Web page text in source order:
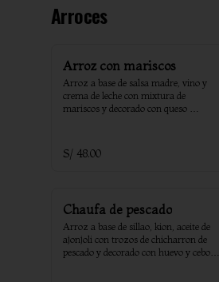
Arroces
Arroz con mariscos
Arroz a base de salsa madre, vino y
crema de leche con mixtura de
mariscos y decorado con queso
S/ 48.00
Chaufa de pescado
Arroz a base de sillao, kion, aceite de
ajonjoli con trozos de chicharron de
pescado y decorado con huevo y cebolla